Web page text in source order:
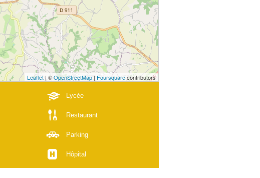
Leaflet | ©OpenStreetMap | Foursquarecontributors
Lycée
Restaurant
Parking
Hôpital